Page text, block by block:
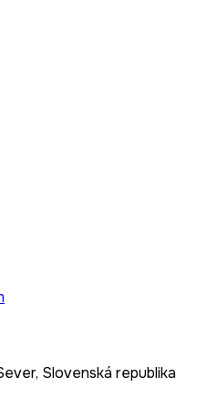
Slovenská republika